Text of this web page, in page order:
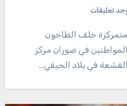
تعليقات
في ضوران مركز
في بلاد الحيقي…